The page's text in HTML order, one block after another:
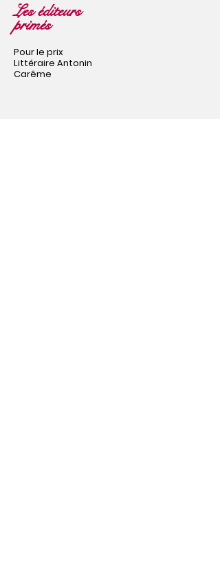
Les éditeurs
primés
Pour le prix
Littéraire Antonin
Carême